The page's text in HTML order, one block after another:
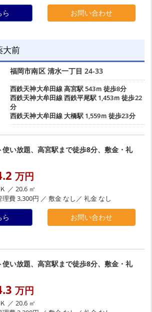
ら お問い合わせ
大前
福岡市南区 清水一丁目 24-33
西鉄天神大牟田線高宮駅543ｍ 徒歩8分
西鉄天神大牟田線西鉄平尾駅 1,453ｍ 徒歩22
分
西鉄天神大牟田線大橋駅1,559ｍ 徒歩23分
使い放題、高宮駅まで徒歩8分、敷金・礼
万円
／ 20.6 ㎡
理費 3,300円 ／ 敷金 なし／ 礼金 なし
ら お問い合わせ
使い放題、高宮駅まで徒歩8分、敷金・礼
万円
／ 20.6 ㎡